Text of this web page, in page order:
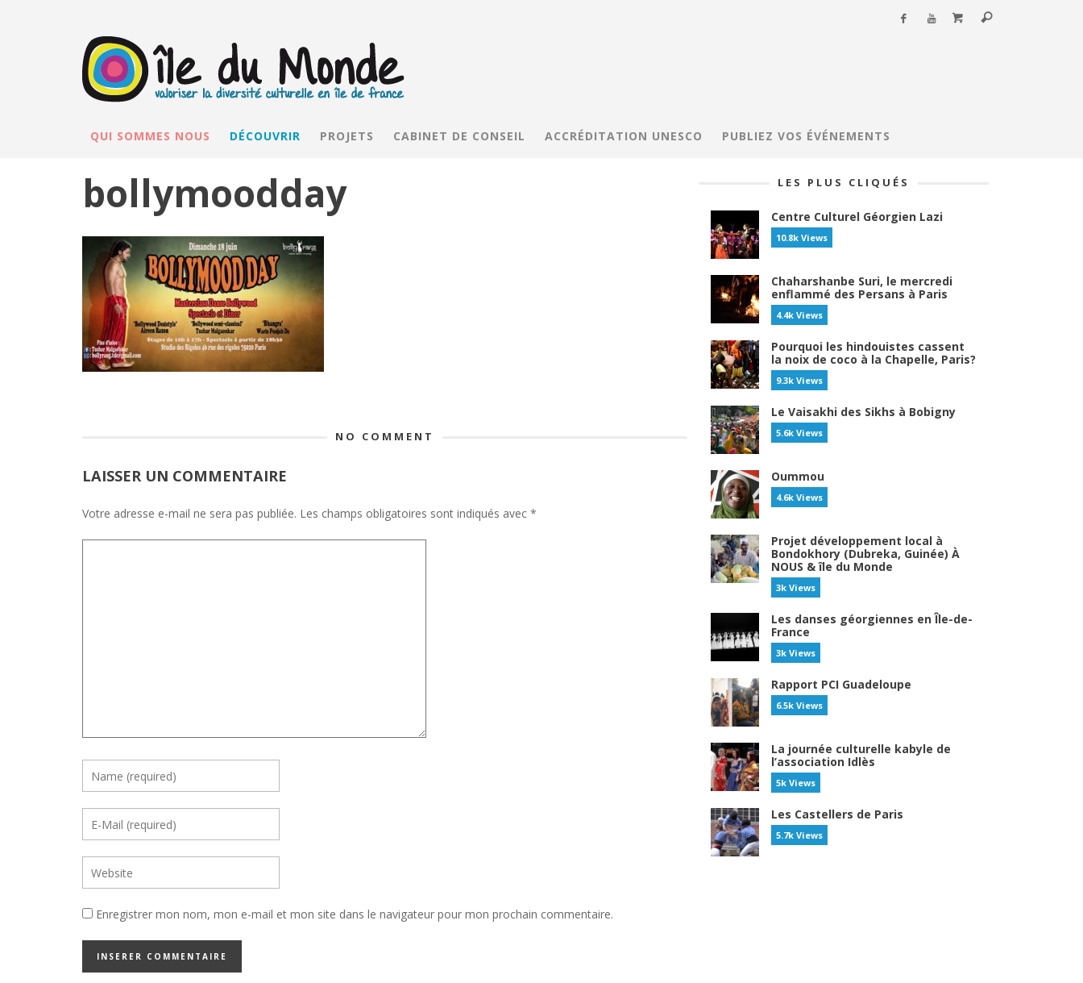
QUI SOMMES NOUS DÉCOUVRIR PROJETS CABINET DE CONSEIL ACCRÉDITATION UNESCO PUBLIEZ VOS ÉVÉNEMENTS
bollymoodday
NO COMMENT
LAISSER UN COMMENTAIRE
Votre adresse e-mail ne sera pas publiée. Les champs obligatoires sont indiqués avec *
Enregistrer mon nom, mon e-mail et mon site dans le navigateur pour mon prochain commentaire.
LES PLUS CLIQUÉS
Centre Culturel Géorgien Lazi
10.8k Views
Chaharshanbe Suri, le mercredi
enflammé des Persans à Paris
4.4k Views
Pourquoi les hindouistes cassent
la noix de coco à la Chapelle, Paris?
9.3k Views
Le Vaisakhi des Sikhs à Bobigny
5.6k Views
Oummou
4.6k Views
Projet développement local à
Bondokhory (Dubreka, Guinée) À
NOUS & île du Monde
3k Views
Les danses géorgiennes en Île-de-
France
3k Views
Rapport PCI Guadeloupe
6.5k Views
La journée culturelle kabyle de
l’association Idlès
5k Views
Les Castellers de Paris
5.7k Views